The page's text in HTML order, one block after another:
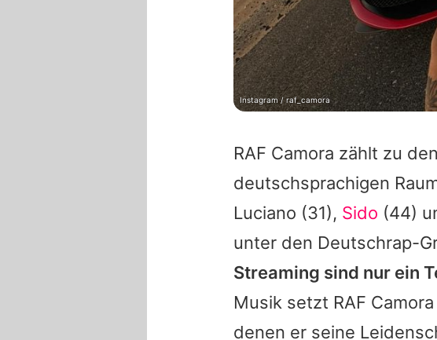
RAF Camora zählt zu
deutschsprachigen
Luciano (31), Sido (44)
unter den Deutschrap-
Streaming sind nur ein
Musik setzt RAF Camora
denen er seine
Instagram / raf_camora